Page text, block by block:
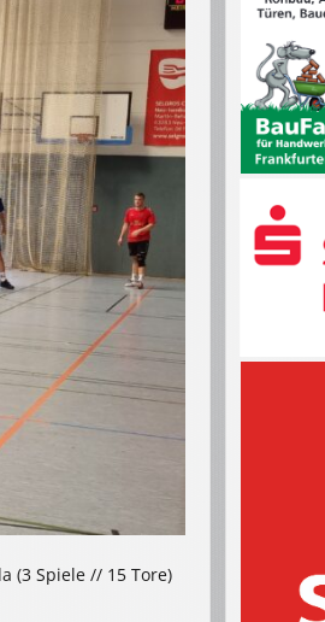
(3 Spiele // 15 Tore)